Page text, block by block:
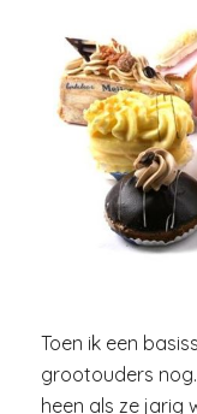
Toen ik een
grootouders
heen als ze jarig